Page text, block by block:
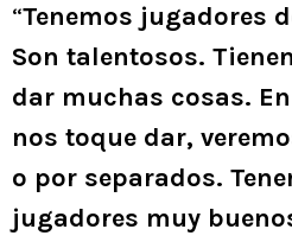
“Tenemos jugadores
Son talentosos.
dar muchas cosas.
nos toque dar,
o por separados.
jugadores muy